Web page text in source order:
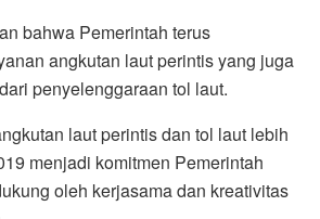
bahwa Pemerintah terus
angkutan laut perintis yang juga
penyelenggaraan tol laut.
laut perintis dan tol laut lebih
menjadi komitmen Pemerintah
oleh kerjasama dan kreativitas